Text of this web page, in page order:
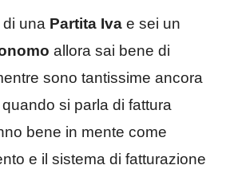
una Partita Iva e sei un
allora sai bene di
sono tantissime ancora
si parla di fattura
bene in mente come
e il sistema di fatturazione